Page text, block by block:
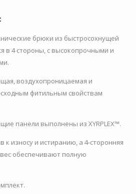
брюки из быстросохнущей
в 4 стороны, с высокопрочными и
воздухопроницаемая и
фитильным свойствам
панели выполнены из XYRPLEX™.
к износу и истиранию, а 4-сторонняя
обеспечивают полную